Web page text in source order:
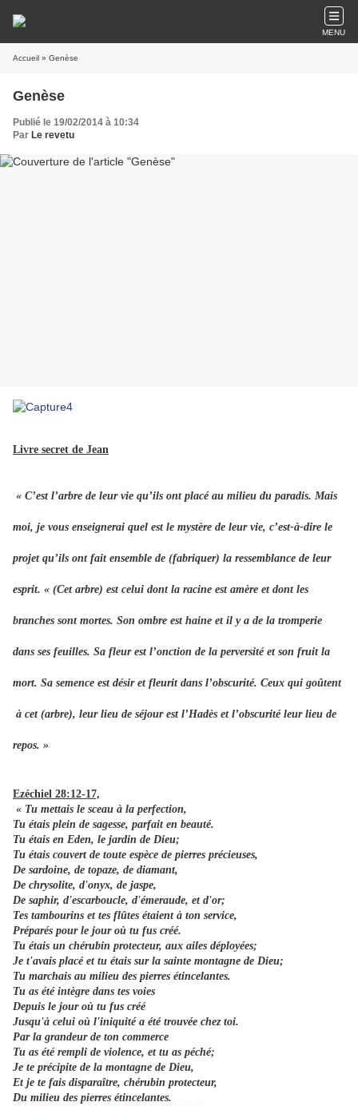
MENU
Accueil » Genèse
Genèse
Publié le 19/02/2014 à 10:34
Par Le revetu
Livre secret de Jean
« C’est l’arbre de leur vie qu’ils ont placé au milieu du paradis. Mais
moi, je vous enseignerai quel est le mystère de leur vie, c’est-à-dire le
projet qu’ils ont fait ensemble de (fabriquer) la ressemblance de leur
esprit. « (Cet arbre) est celui dont la racine est amère et dont les
branches sont mortes. Son ombre est haine et il y a de la tromperie
dans ses feuilles. Sa fleur est l’onction de la perversité et son fruit la
mort. Sa semence est désir et fleurit dans l’obscurité. Ceux qui goûtent
à cet (arbre), leur lieu de séjour est l’Hadès et l’obscurité leur lieu de
repos. »
Ezéchiel 28:12-17,
« Tu mettais le sceau à la perfection,
Tu étais plein de sagesse, parfait en beauté.
Tu étais en Eden, le jardin de Dieu;
Tu étais couvert de toute espèce de pierres précieuses,
De sardoine, de topaze, de diamant,
De chrysolite, d'onyx, de jaspe,
De saphir, d'escarboucle, d'émeraude, et d'or;
Tes tambourins et tes flûtes étaient à ton service,
Préparés pour le jour où tu fus créé.
Tu étais un chérubin protecteur, aux ailes déployées;
Je t'avais placé et tu étais sur la sainte montagne de Dieu;
Tu marchais au milieu des pierres étincelantes.
Tu as été intègre dans tes voies
Depuis le jour où tu fus créé
Jusqu'à celui où l'iniquité a été trouvée chez toi.
Par la grandeur de ton commerce
Tu as été rempli de violence, et tu as péché;
Je te précipite de la montagne de Dieu,
Et je te fais disparaître, chérubin protecteur,
Du milieu des pierres étincelantes.